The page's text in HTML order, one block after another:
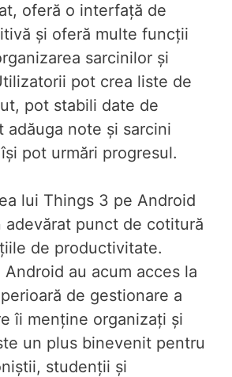
oferă o interfață de
și oferă multe funcții
sarcinilor și
pot crea liste de
pot stabili date de
adăuga note și sarcini
pot urmări progresul.
lui Things 3 pe Android
adevărat punct de cotitură
de productivitate.
au acum acces la
de gestionare a
îi menține organizați și
un plus binevenit pentru
studenții și